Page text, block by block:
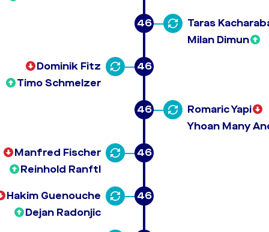
46
Taras
Milan Dimun
46
Dominik Fitz
Timo Schmelzer
46
Romaric Yapi
Yhoan Many
46
Manfred Fischer
Reinhold Ranftl
46
Hakim Guenouche
Dejan Radonjic